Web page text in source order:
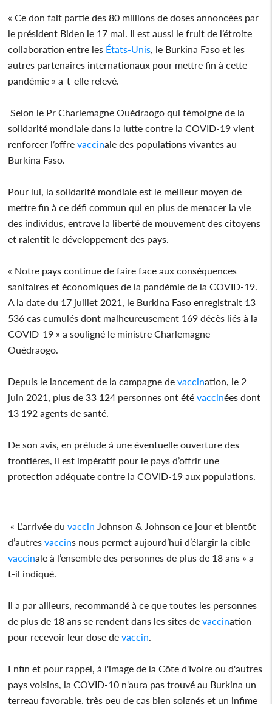
« Ce don fait partie des 80 millions de doses annoncées par
le président Biden le 17 mai. Il est aussi le fruit de l’étroite
collaboration entre les États-Unis , le Burkina Faso et les
autres partenaires internationaux pour mettre fin à cette
pandémie » a-t-elle relevé.
Selon le Pr Charlemagne Ouédraogo qui témoigne de la
solidarité mondiale dans la lutte contre la COVID-19 vient
renforcer l’offrevaccinale des populations vivantes au
Burkina Faso.
Pour lui, la solidarité mondiale est le meilleur moyen de
mettre fin à ce défi commun qui en plus de menacer la vie
des individus, entrave la liberté de mouvement des citoyens
et ralentit le développement des pays.
« Notre pays continue de faire face aux conséquences
sanitaires et économiques de la pandémie de la COVID-19.
A la date du 17 juillet 2021, le Burkina Faso enregistrait 13
536 cas cumulés dont malheureusement 169 décès liés à la
COVID-19 » a souligné le ministre Charlemagne
Ouédraogo.
Depuis le lancement de la campagne devaccination, le 2
juin 2021, plus de 33 124 personnes ont étévaccinées dont
13 192 agents de santé.
De son avis, en prélude à une éventuelle ouverture des
frontières, il est impératif pour le pays d’offrir une
protection adéquate contre la COVID-19 aux populations.
« L’arrivée duvaccin Johnson & Johnson ce jour et bientôt
d’autresvaccins nous permet aujourd’hui d’élargir la cible
vaccinale à l’ensemble des personnes de plus de 18 ans » a-
t-il indiqué.
Il a par ailleurs, recommandé à ce que toutes les personnes
de plus de 18 ans se rendent dans les sites devaccination
pour recevoir leur dose devaccin
Enfin et pour rappel, à l'image de la Côte d'Ivoire ou d'autres
pays voisins, la COVID-10 n'aura pas trouvé au Burkina un
terreau favorable, très peu de cas bien soignés et un infime